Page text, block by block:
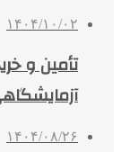
۱۴۰۴/۱۰/۰۲
تأمین و
۱۴۰۴/۰۸/۲۶